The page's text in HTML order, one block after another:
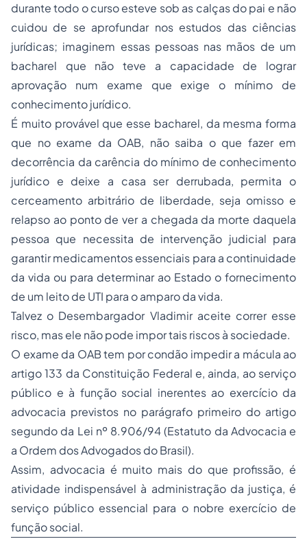
durante todo o curso esteve sob as calças do pai e não
cuidou de se aprofundar nos estudos das ciências
jurídicas; imaginem essas pessoas nas mãos de um
bacharel que não teve a capacidade de lograr
aprovação num exame que exige o mínimo de
conhecimento jurídico.
É muito provável que esse bacharel, da mesma forma
que no exame da OAB, não saiba o que fazer em
decorrência da carência do mínimo de conhecimento
jurídico e deixe a casa ser derrubada, permita o
cerceamento arbitrário de liberdade, seja omisso e
relapso ao ponto de ver a chegada da morte daquela
pessoa que necessita de intervenção judicial para
garantir medicamentos essenciais para a continuidade
da vida ou para determinar ao Estado o fornecimento
de um leito de UTI para o amparo da vida.
Talvez o Desembargador Vladimir aceite correr esse
risco, mas ele não pode impor tais riscos à sociedade.
O exame da OAB tem por condão impedir a mácula ao
artigo 133 da Constituição Federal e, ainda, ao serviço
público e à função social inerentes ao exercício da
advocacia previstos no parágrafo primeiro do artigo
segundo da Lei nº 8.906/94 (Estatuto da Advocacia e
a Ordem dos Advogados do Brasil).
Assim, advocacia é muito mais do que profissão, é
atividade indispensável à administração da justiça, é
serviço público essencial para o nobre exercício de
função social.